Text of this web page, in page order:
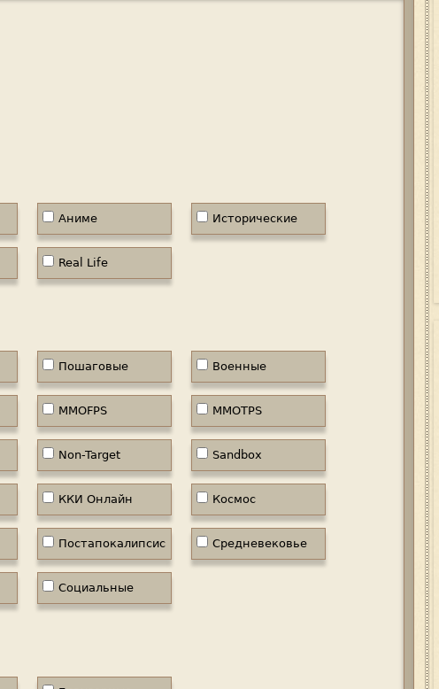
Аниме Исторические
Real Life
Пошаговые Военные
MMOFPS MMOTPS
Non-Target Sandbox
ККИ Онлайн Космос
Постапокалипсис Средневековье
Социальные